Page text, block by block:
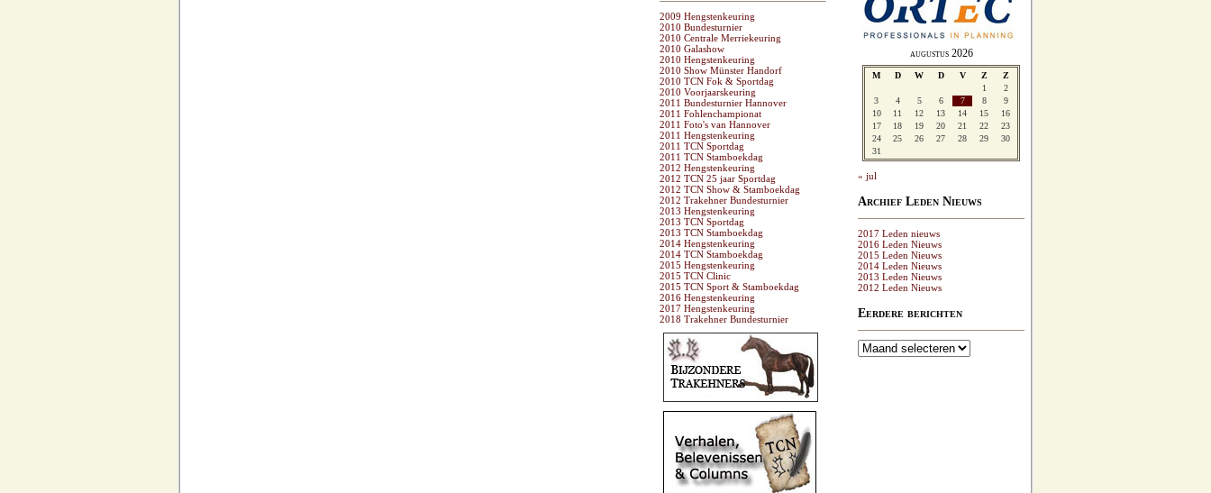
2009 Hengstenkeuring
2010 Bundesturnier
2010 Centrale Merriekeuring
2010 Galashow
2010 Hengstenkeuring
2010 Show Münster Handorf
2010 TCN Fok & Sportdag
2010 Voorjaarskeuring
2011 Bundesturnier Hannover
2011 Fohlenchampionat
2011 Foto's van Hannover
2011 Hengstenkeuring
2011 TCN Sportdag
2011 TCN Stamboekdag
2012 Hengstenkeuring
2012 TCN 25 jaar Sportdag
2012 TCN Show & Stamboekdag
2012 Trakehner Bundesturnier
2013 Hengstenkeuring
2013 TCN Sportdag
2013 TCN Stamboekdag
2014 Hengstenkeuring
2014 TCN Stamboekdag
2015 Hengstenkeuring
2015 TCN Clinic
2015 TCN Sport & Stamboekdag
2016 Hengstenkeuring
2017 Hengstenkeuring
2018 Trakehner Bundesturnier
augustus 2026
M D W D V Z
Z
1
2
3
4 5 6 7 8
9
10
11 12 13 14 15
16
17
18 19 20 21 22
23
24
25 26 27 28 29
30
31
« jul
Archief Leden Nieuws
2017 Leden nieuws
2016 Leden Nieuws
2015 Leden Nieuws
2014 Leden Nieuws
2013 Leden Nieuws
2012 Leden Nieuws
Eerdere berichten
Eerdere
berichten